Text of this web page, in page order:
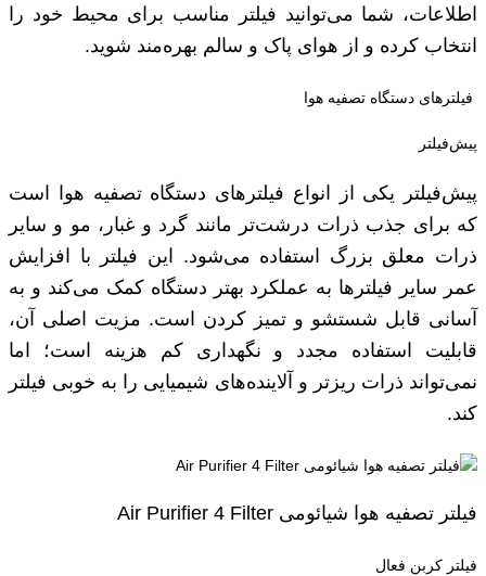
اطلاعات، شما می‌توانید فیلتر مناسب برای محیط خود را
انتخاب کرده و از هوای پاک و سالم بهره‌مند شوید.
فیلترهای دستگاه تصفیه هوا
پیش‌فیلتر
پیش‌فیلتر یکی از انواع فیلترهای دستگاه تصفیه هوا است
که برای جذب ذرات درشت‌تر مانند گرد و غبار، مو و سایر
ذرات معلق بزرگ استفاده می‌شود. این فیلتر با افزایش
عمر سایر فیلترها به عملکرد بهتر دستگاه کمک می‌کند و به
آسانی قابل شستشو و تمیز کردن است. مزیت اصلی آن،
قابلیت استفاده مجدد و نگهداری کم هزینه است؛ اما
نمی‌تواند ذرات ریزتر و آلاینده‌های شیمیایی را به خوبی فیلتر
کند.
فیلتر تصفیه هوا شیائومی Air Purifier 4 Filter
فیلتر کربن فعال